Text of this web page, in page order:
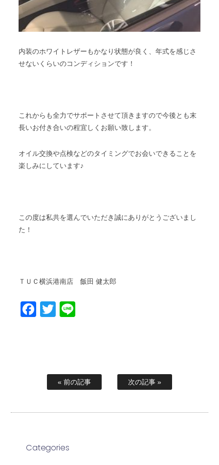
内装のホワイトレザーもかなり状態が良く、年式を感じさ
せないくらいのコンディションです！
これからも全力でサポートさせて頂きますので今後とも末
長いお付き合いの程宜しくお願い致します。
オイル交換や点検などのタイミングでお会いできることを
楽しみにしています♪
この度は私共を選んでいただき誠にありがとうございまし
た！
ＴＵＣ横浜港南店 飯田 健太郎
Facebook
Twitter
« 前の記事 次の記事 »
Categories